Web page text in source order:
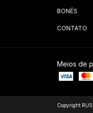
BONÉS
CONTATO
Meios de
Copyright